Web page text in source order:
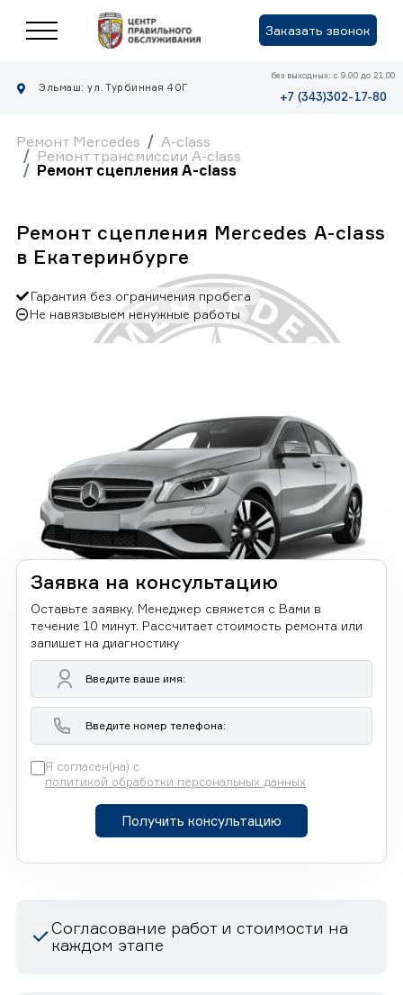
Заказать звонок
Эльмаш: ул. Турбинная 40Г
без выходных: с 9.00 до 21.00
+7 (343)302-17-80
Ремонт Mercedes
A-class
Ремонт трансмиссии A-class
Ремонт сцепления A-class
Ремонт сцепления Mercedes A-class
в Екатеринбурге
Гарантия без ограничения пробега
Не навязывыем ненужные работы
Заявка на консультацию
Оставьте заявку. Менеджер свяжется с Вами в
течение 10 минут. Рассчитает стоимость ремонта или
запишет на диагностику
Я согласен(на) с
политикой обработки персональных данных
Получить консультацию
Согласование работ и стоимости на
каждом этапе